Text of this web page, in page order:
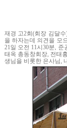
재경 고2회(회장 김달
을 하자는데 의견을 모
21일 오전 11시30분,
태옥 총동창회장, 전태
생님을 비롯한 은사님,